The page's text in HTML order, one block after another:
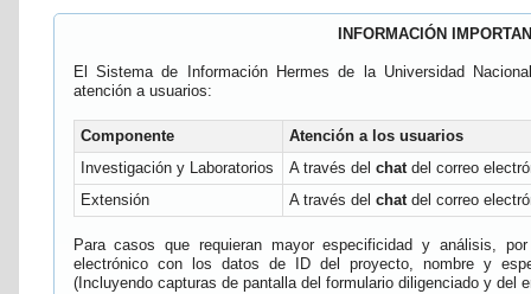
INFORMACIÓN
El Sistema de Información Hermes de la Universidad
atención a usuarios:
Componente
Atención a los usuarios
Investigación y Laboratorios
A través del chatdel correo
Extensión
A través del chatdel correo
Para casos que requieran mayor especificidad y análisis,
electrónico con los datos de ID del proyecto, nombre y
(Incluyendo capturas de pantalla del formulario diligenciado y del